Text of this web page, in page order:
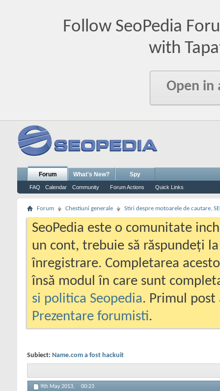
Follow SeoPedia
with
Open in
Forum
FAQ Calendar Community Forum Actions Quick Links
What's New? Spy
Forum Chestiuni generale Stiri despre motoarele de cautare,
SeoPedia este o comunitate
un cont, trebuie să răspundeți
înregistrare. Completarea
însă modul în care sunt
si politica Seopedia. Primul
Prezentare forumisti.
Subiect: Name.com a fost hackuit
9th May 2013, 00:23